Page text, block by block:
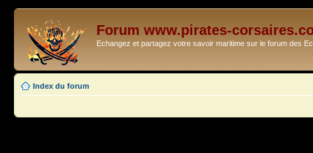
Forum www.pirates-
Echangez et partagez votre savoir maritime sur le forum des
Index du forum